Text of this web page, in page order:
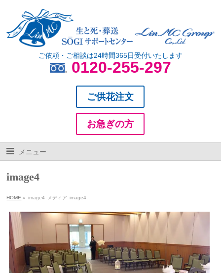
ご依頼・ご相談は24時間365日受付いたします
0120-255-297
ご供花注文
お急ぎの方
メニュー
image4
HOME » image4 メディア image4